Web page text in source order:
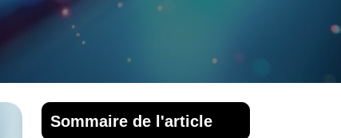
Sommaire de l'article